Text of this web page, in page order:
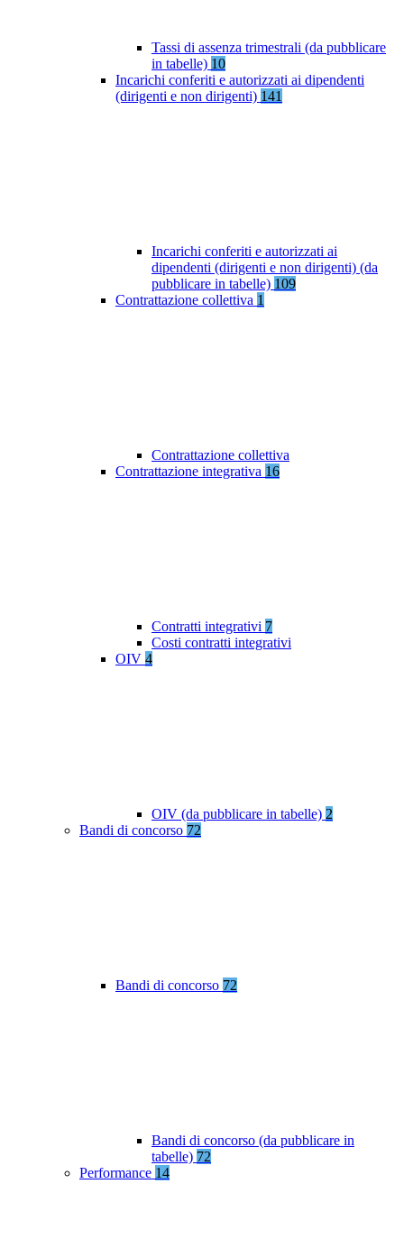
Tassi di assenza trimestrali (da pubblicare
in tabelle) 10
Incarichi conferiti e autorizzati ai dipendenti
(dirigenti e non dirigenti) 141
Incarichi conferiti e autorizzati ai
dipendenti (dirigenti e non dirigenti) (da
pubblicare in tabelle) 109
Contrattazione collettiva 1
Contrattazione collettiva
Contrattazione integrativa 16
Contratti integrativi 7
Costi contratti integrativi
OIV 4
OIV (da pubblicare in tabelle) 2
Bandi di concorso 72
Bandi di concorso 72
Bandi di concorso (da pubblicare in
tabelle) 72
Performance 14